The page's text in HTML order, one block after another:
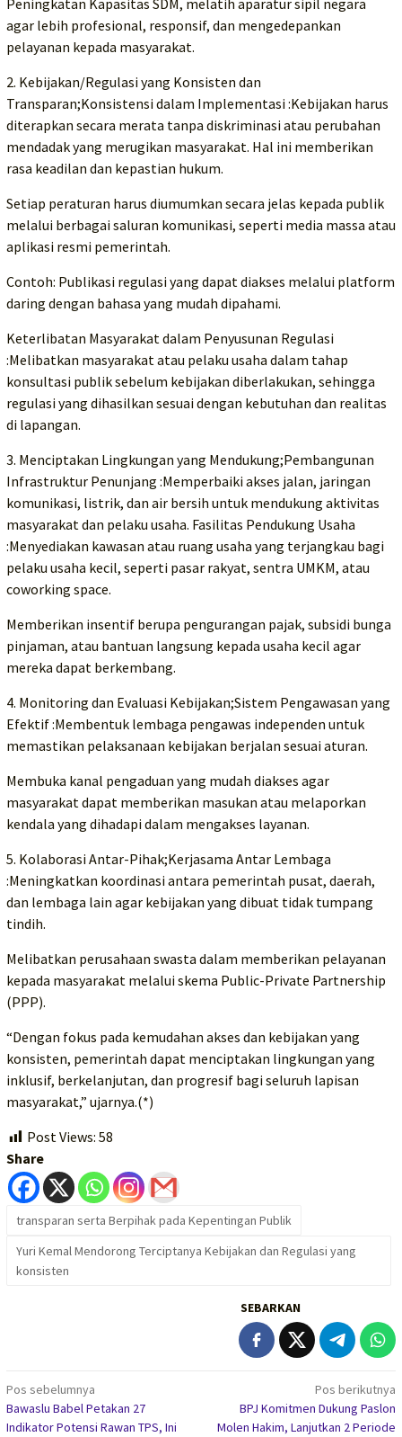
agar lebih profesional, responsif, dan mengedepankan
pelayanan kepada masyarakat.
2. Kebijakan/Regulasi yang Konsisten dan
Transparan;Konsistensi dalam Implementasi :Kebijakan harus
diterapkan secara merata tanpa diskriminasi atau perubahan
mendadak yang merugikan masyarakat. Hal ini memberikan
rasa keadilan dan kepastian hukum.
Setiap peraturan harus diumumkan secara jelas kepada publik
melalui berbagai saluran komunikasi, seperti media massa atau
aplikasi resmi pemerintah.
Contoh: Publikasi regulasi yang dapat diakses melalui platform
daring dengan bahasa yang mudah dipahami.
Keterlibatan Masyarakat dalam Penyusunan Regulasi
:Melibatkan masyarakat atau pelaku usaha dalam tahap
konsultasi publik sebelum kebijakan diberlakukan, sehingga
regulasi yang dihasilkan sesuai dengan kebutuhan dan realitas
di lapangan.
3. Menciptakan Lingkungan yang Mendukung;Pembangunan
Infrastruktur Penunjang :Memperbaiki akses jalan, jaringan
komunikasi, listrik, dan air bersih untuk mendukung aktivitas
masyarakat dan pelaku usaha. Fasilitas Pendukung Usaha
:Menyediakan kawasan atau ruang usaha yang terjangkau bagi
pelaku usaha kecil, seperti pasar rakyat, sentra UMKM, atau
coworking space.
Memberikan insentif berupa pengurangan pajak, subsidi bunga
pinjaman, atau bantuan langsung kepada usaha kecil agar
mereka dapat berkembang.
4. Monitoring dan Evaluasi Kebijakan;Sistem Pengawasan yang
Efektif :Membentuk lembaga pengawas independen untuk
memastikan pelaksanaan kebijakan berjalan sesuai aturan.
Membuka kanal pengaduan yang mudah diakses agar
masyarakat dapat memberikan masukan atau melaporkan
kendala yang dihadapi dalam mengakses layanan.
5. Kolaborasi Antar-Pihak;Kerjasama Antar Lembaga
:Meningkatkan koordinasi antara pemerintah pusat, daerah,
dan lembaga lain agar kebijakan yang dibuat tidak tumpang
tindih.
Melibatkan perusahaan swasta dalam memberikan pelayanan
kepada masyarakat melalui skema Public-Private Partnership
(PPP).
“Dengan fokus pada kemudahan akses dan kebijakan yang
konsisten, pemerintah dapat menciptakan lingkungan yang
inklusif, berkelanjutan, dan progresif bagi seluruh lapisan
masyarakat,” ujarnya.(*)
Post Views: 58
Share
transparan serta Berpihak pada Kepentingan Publik
Yuri Kemal Mendorong Terciptanya Kebijakan dan Regulasi yang
konsisten
SEBARKAN
Navigasi
pos
Pos sebelumnya
Bawaslu Babel Petakan 27
Indikator Potensi Rawan TPS, Ini
Pos berikutnya
BPJ Komitmen Dukung Paslon
Molen Hakim, Lanjutkan 2 Periode